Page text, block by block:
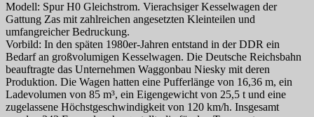
Modell: Spur H0 Gleichstrom. Vierachsiger Kesselwagen der
Gattung Zas mit zahlreichen angesetzten Kleinteilen und
umfangreicher Bedruckung.
Vorbild: In den späten 1980er-Jahren entstand in der DDR ein
Bedarf an großvolumigen Kesselwagen. Die Deutsche Reichsbahn
beauftragte das Unternehmen Waggonbau Niesky mit deren
Produktion. Die Wagen hatten eine Pufferlänge von 16,36 m, ein
Ladevolumen von 85 m³, ein Eigengewicht von 25,5 t und eine
zugelassene Höchstgeschwindigkeit von 120 km/h. Insgesamt